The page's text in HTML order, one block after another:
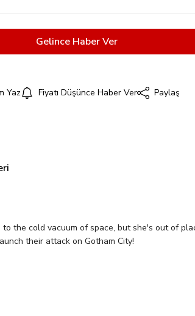
Gelince Haber Ver
Yaz Fiyatı Düşünce Haber Ver Paylaş
to the cold vacuum of space, but she's out of
their attack on Gotham City!